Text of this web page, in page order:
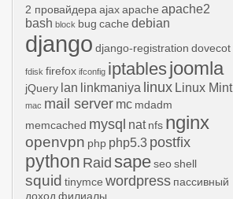
2 провайдера ajaxapache apache2
bash block bug cache debian
django django-registration dovecot
fdisk firefox ifconfig iptablesjoomla
jQuery lan linkmaniya linux Linux Mint
mac mail server mc mdadm
memcached mysql nat nfs nginx
openvpn php php5.3 postfix
python Raid sapeseoshell
squid tinymce wordpress пассивный
доход филиалы